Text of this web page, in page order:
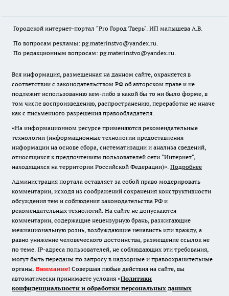
Городской интернет-портал "Pro Город Тверь". ИП малышева А.В.
По вопросам рекламы: pg.materinstvo@yandex.ru.
По редакционным вопросам: pg.materinstvo@yandex.ru.
Вся информация, размещенная на данном сайте, охраняется в
соответствии с законодательством РФ об авторском праве и не
подлежит использованию кем-либо в какой бы то ни было форме, в
том числе воспроизведению, распространению, переработке не иначе
как с письменного разрешения правообладателя.
«На информационном ресурсе применяются рекомендательные
технологии (информационные технологии предоставления
информации на основе сбора, систематизации и анализа сведений,
относящихся к предпочтениям пользователей сети "Интернет",
находящихся на территории Российской Федерации)». Подробнее
Администрация портала оставляет за собой право модерировать
комментарии, исходя из соображений сохранения конструктивности
обсуждения тем и соблюдения законодательства РФ и
рекомендательных технологий. На сайте не допускаются
комментарии, содержащие нецензурную брань, разжигающие
межнациональную рознь, возбуждающие ненависть или вражду, а
равно унижение человеческого достоинства, размещение ссылок не
по теме. IP-адреса пользователей, не соблюдающих эти требования,
могут быть переданы по запросу в надзорные и правоохранительные
органы. Внимание! Совершая любые действия на сайте, вы
автоматически принимаете условия «Политики
конфиденциальности и обработки персональных данных